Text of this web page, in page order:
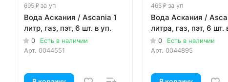
695 ₽ за уп
Вода Аскания / Ascania 1
литр, газ, пэт, 6 шт. в уп.
0
Есть в наличии
Арт. 0044551
465 ₽ за уп
Вода Аскания /
литра, газ, пэт, 6 шт.
0
Есть в наличии
Арт. 0044895